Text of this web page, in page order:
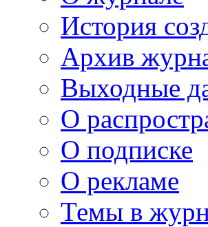
История
Архив
Выходные
О
О подписке
О рекламе
Темы в